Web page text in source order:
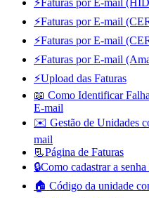
⚡Faturas por E-mail
⚡Faturas por E-mail
⚡Faturas por E-mail
⚡Faturas por E-mail
⚡Upload das Faturas
📖 Como Identificar
E-mail
✉️ Gestão de Unidades
mail
📃Página de Faturas
🔒Como cadastrar a
🏠 Código da unidade